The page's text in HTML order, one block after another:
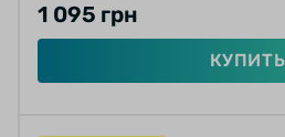
1 095 грн
КУПИТЬ